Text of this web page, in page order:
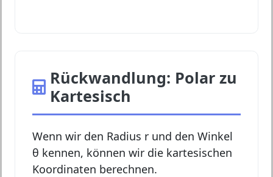
Rückwandlung: Polar zu
Kartesisch
Wenn wir den Radius r und den Winkel
θ kennen, können wir die kartesischen
Koordinaten berechnen.